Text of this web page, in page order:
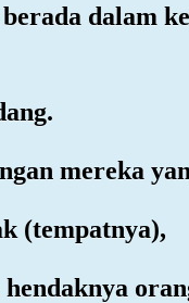
dalam
mereka
(tempatnya),